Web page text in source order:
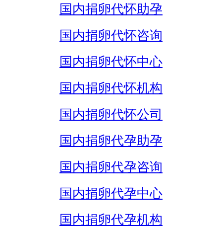
国内捐卵代怀助孕
国内捐卵代怀咨询
国内捐卵代怀中心
国内捐卵代怀机构
国内捐卵代怀公司
国内捐卵代孕助孕
国内捐卵代孕咨询
国内捐卵代孕中心
国内捐卵代孕机构